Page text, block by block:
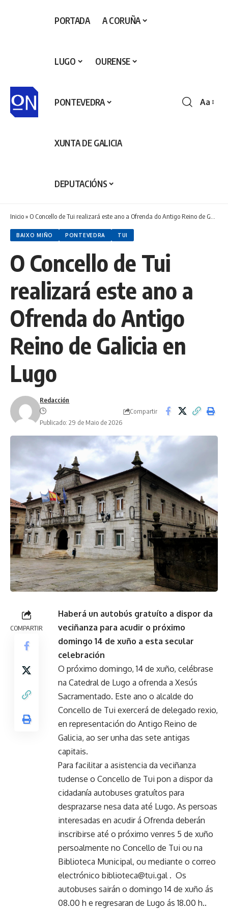
PORTADA A CORUÑA
LUGO OURENSE
PONTEVEDRA
XUNTA DE GALICIA
DEPUTACIÓNS
Aa
Inicio» O Concello de Tui realizará este ano a Ofrenda do Antigo Reino de Galicia en Lugo
BAIXO MIÑO PONTEVEDRA TUI
O Concello de Tui
realizará este ano a
Ofrenda do Antigo
Reino de Galicia en
Lugo
Redacción
Publicado: 29 de Maio de 2026
Compartir
COMPARTIR
Haberá un autobús gratuíto a dispor da
veciñanza para acudir o próximo
domingo 14 de xuño a esta secular
celebración
O próximo domingo, 14 de xuño, celébrase
na Catedral de Lugo a ofrenda a Xesús
Sacramentado. Este ano o alcalde do
Concello de Tui exercerá de delegado rexio,
en representación do Antigo Reino de
Galicia, ao ser unha das sete antigas
capitais.
Para facilitar a asistencia da veciñanza
tudense o Concello de Tui pon a dispor da
cidadanía autobuses gratuítos para
desprazarse nesa data até Lugo. As persoas
interesadas en acudir á Ofrenda deberán
inscribirse até o próximo venres 5 de xuño
persoalmente no Concello de Tui ou na
Biblioteca Municipal, ou mediante o correo
electrónico biblioteca@tui.gal. Os
autobuses sairán o domingo 14 de xuño ás
08.00 h e regresaran de Lugo ás 18.00 h..